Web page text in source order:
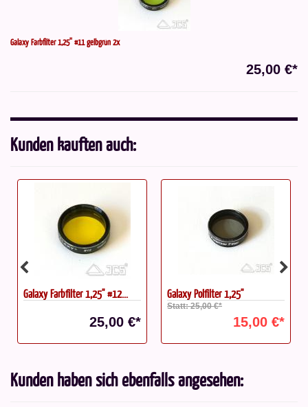
Galaxy Farbfilter 1,25'' #11 gelbgrün 2x
25,00 €*
Kunden kauften auch:
Galaxy Farbfilter 1,25'' #12...
25,00 €*
Galaxy Polfilter 1,25''
Statt: 25,00 €*
15,00 €*
Kunden haben sich ebenfalls angesehen: